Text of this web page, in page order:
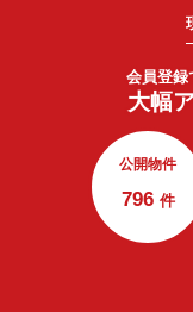
会員登録
大幅
公開物件
796 件